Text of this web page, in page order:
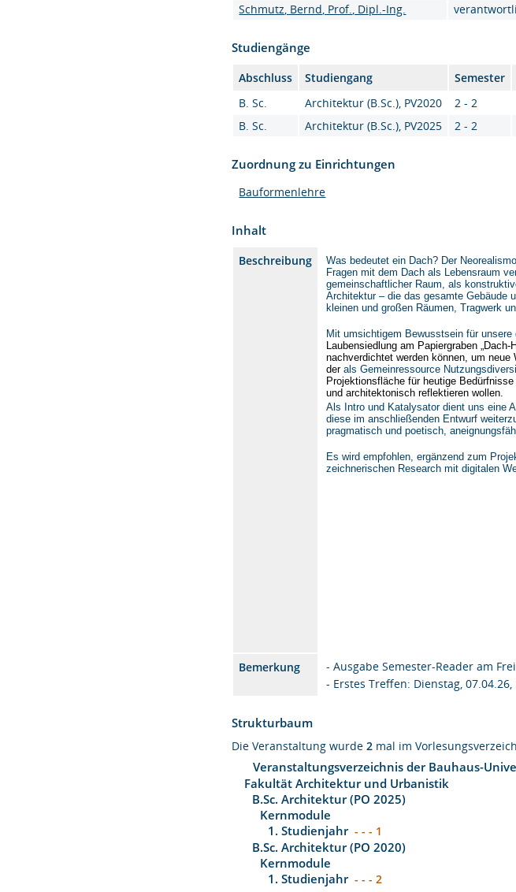
Schmutz, Bernd, Prof., Dipl.-Ing.
Studiengänge
Abschluss Studiengang Semester
B. Sc.
Architektur (B.Sc.), PV2020 2 - 2
B. Sc.
Architektur (B.Sc.), PV2025 2 - 2
Zuordnung zu Einrichtungen
Bauformenlehre
Inhalt
Beschreibung
Was bedeutet ein Dach? Der
Fragen mit dem Dach als Lebensraum
gemeinschaftlicher Raum, als
Architektur – die das gesamte Gebäude
kleinen und großen Räumen, Tragwerk
Mit umsichtigem Bewusstsein für
Laubensiedlung am Papiergraben
nachverdichtet werden können, um neue
derals Gemeinressource
Projektionsfläche für heutige
und architektonisch reflektieren wollen.
Als Intro und Katalysator dient uns eine
diese im anschließenden Entwurf
pragmatisch und poetisch,
Es wird empfohlen, ergänzend zum
zeichnerischen Research mit digitalen
Bemerkung
- Ausgabe Semester-Reader am
- Erstes Treffen: Dienstag,
Strukturbaum
Die Veranstaltung wurde2 mal im
Veranstaltungsverzeichnis der Bauhaus-
Fakultät Architektur und Urbanistik
B.Sc. Architektur (PO 2025)
Kernmodule
1. Studienjahr - - - 1
B.Sc. Architektur (PO 2020)
Kernmodule
1. Studienjahr - - - 2